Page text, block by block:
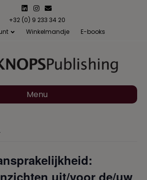
n
n
s
a
m
m
a
l
+32 (0) 9 233 34 20
Winkelmandje E-books
Menu
uit/voor de/uw